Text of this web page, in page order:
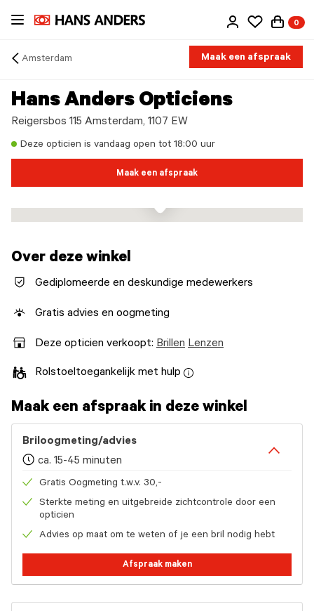
Ga
de
0
Amsterdam Maak een afspraak
Hans Anders Opticiens
Reigersbos 115 Amsterdam, 1107 EW
Deze opticien is vandaag open tot 18:00 uur
Maak een afspraak
Over deze winkel
Gediplomeerde en deskundige medewerkers
Gratis advies en oogmeting
Deze opticien verkoopt: Brillen Lenzen
Rolstoeltoegankelijk met hulp
Maak een afspraak in deze winkel
Briloogmeting/advies
ca. 15-45 minuten
Gratis Oogmeting t.w.v. 30,-
Sterkte meting en uitgebreide zichtcontrole door een
opticien
Advies op maat om te weten of je een bril nodig hebt
Afspraak maken